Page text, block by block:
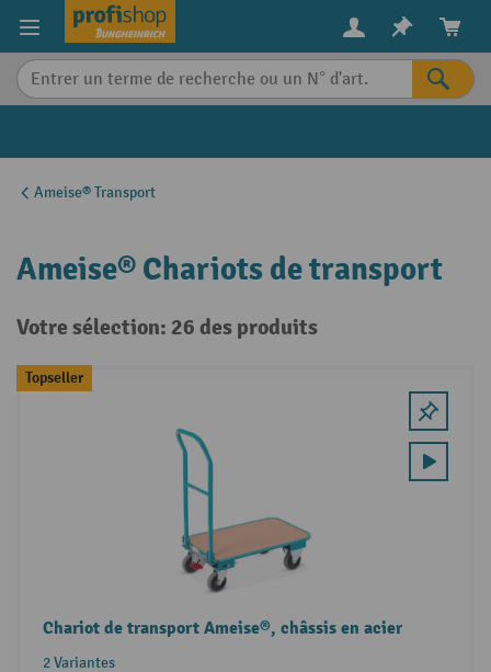
content
Ameise® Transport
Ameise® Chariots de transport
Votre sélection: 26 des produits
Topseller
Chariot de transport Ameise®, châssis en acier
2 Variantes